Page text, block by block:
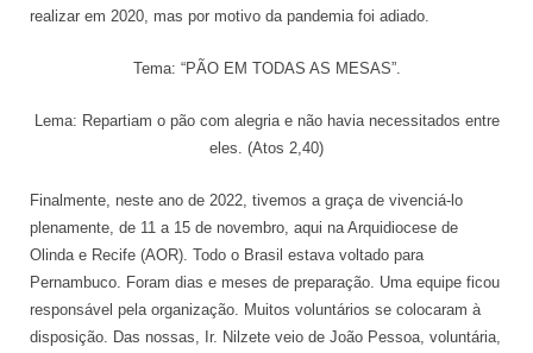
Actualités
realizar em 2020, mas por motivo da pandemia foi adiado.
Tema: “PÃO EM TODAS AS MESAS”.
Lema: Repartiam o pão com alegria e não havia necessitados entre
eles. (Atos 2,40)
Finalmente, neste ano de 2022, tivemos a graça de vivenciá-lo
plenamente, de 11 a 15 de novembro, aqui na Arquidiocese de
Olinda e Recife (AOR). Todo o Brasil estava voltado para
Pernambuco. Foram dias e meses de preparação. Uma equipe ficou
responsável pela organização. Muitos voluntários se colocaram à
disposição. Das nossas, Ir. Nilzete veio de João Pessoa, voluntária,